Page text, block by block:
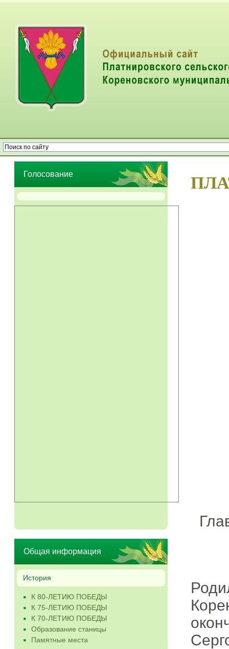
Голосование
Общая информация
История
К 80-ЛЕТИЮ ПОБЕДЫ
К 75-ЛЕТИЮ ПОБЕДЫ
К 70-ЛЕТИЮ ПОБЕДЫ
Образование станицы
Памятные места